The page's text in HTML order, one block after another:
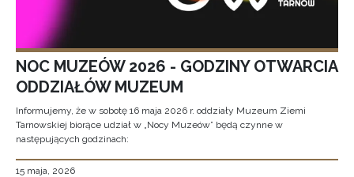
NOC MUZEÓW 2026 - GODZINY OTWARCIA
ODDZIAŁÓW MUZEUM
Informujemy, że w sobotę 16 maja 2026 r. oddziały Muzeum Ziemi
Tarnowskiej biorące udział w „Nocy Muzeów” będą czynne w
następujących godzinach:
15 maja, 2026